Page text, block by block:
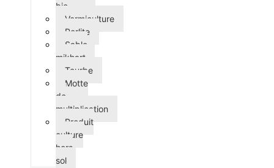
bio
Vermiculture
Perlite
Sable
mikhart
Tourbe
Motte
de
multiplication
Produit
culture
hors
sol